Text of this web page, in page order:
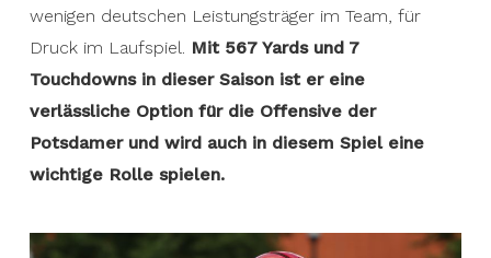
wenigen deutschen Leistungsträger im Team, für
Druck im Laufspiel. Mit 567 Yards und 7
Touchdowns in dieser Saison ist er eine
verlässliche Option für die Offensive der
Potsdamer und wird auch in diesem Spiel eine
wichtige Rolle spielen.